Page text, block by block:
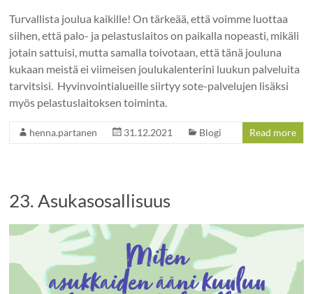
Turvallista joulua kaikille! On tärkeää, että voimme luottaa
siihen, että palo- ja pelastuslaitos on paikalla nopeasti, mikäli
jotain sattuisi, mutta samalla toivotaan, että tänä jouluna
kukaan meistä ei viimeisen joulukalenterini luukun palveluita
tarvitsisi. Hyvinvointialueille siirtyy sote-palvelujen lisäksi
myös pelastuslaitoksen toiminta.
henna.partanen 31.12.2021 Blogi Read more
23. Asukasosallisuus